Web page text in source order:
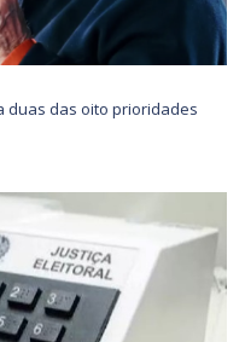
duas das oito prioridades